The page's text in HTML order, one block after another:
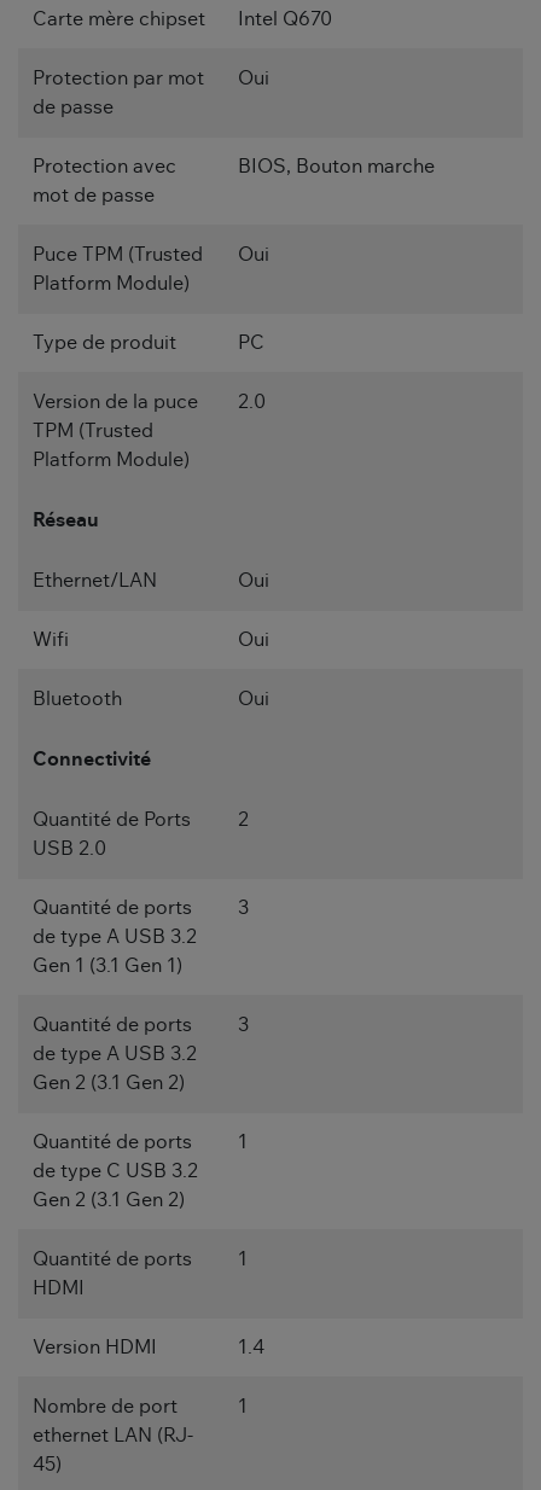
Carte mère chipset Intel Q670
Protection par mot
de passe
Oui
Protection avec
mot de passe
BIOS, Bouton marche
Puce TPM (Trusted
Platform Module)
Oui
Type de produit PC
Version de la puce
TPM (Trusted
Platform Module)
2.0
Réseau
Ethernet/LAN Oui
Wifi Oui
Bluetooth Oui
Connectivité
Quantité de Ports
USB 2.0
2
Quantité de ports
de type A USB 3.2
Gen 1 (3.1 Gen 1)
3
Quantité de ports
de type A USB 3.2
Gen 2 (3.1 Gen 2)
3
Quantité de ports
de type C USB 3.2
Gen 2 (3.1 Gen 2)
1
Quantité de ports
HDMI
1
Version HDMI 1.4
Nombre de port
ethernet LAN (RJ-
45)
1